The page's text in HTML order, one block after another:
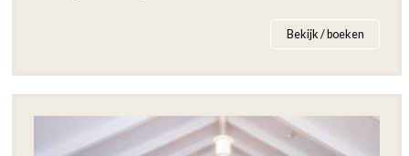
Bekijk / boeken